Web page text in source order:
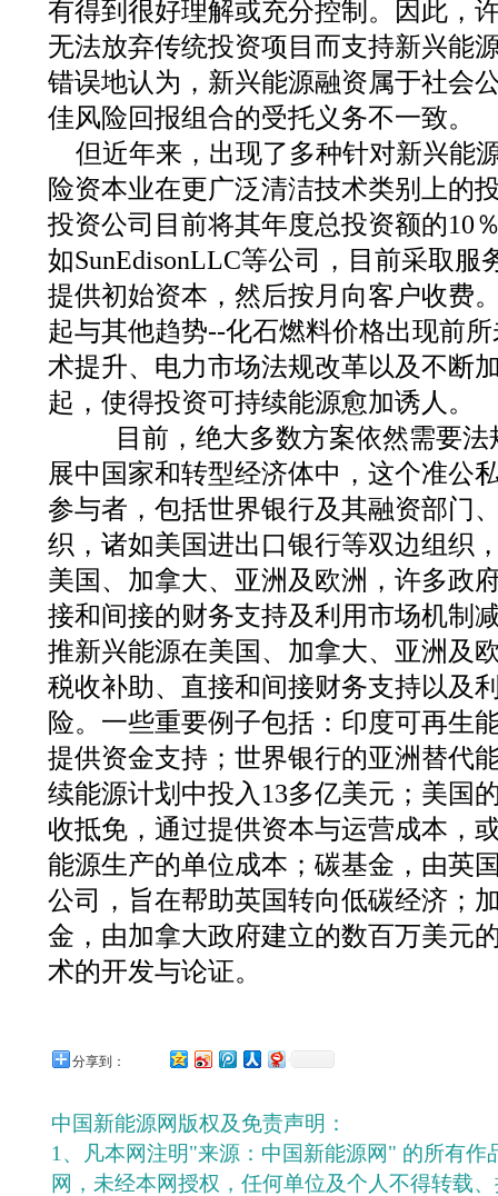
有得到很好理解或充分控制。因此，
无法放弃传统投资项目而支持新兴能
错误地认为，新兴能源融资属于社会
佳风险回报组合的受托义务不一致。
但近年来，出现了多种针对新兴能
险资本业在更广泛清洁技术类别上的
投资公司目前将其年度总投资额的10
如SunEdisonLLC等公司，目前采取服
提供初始资本，然后按月向客户收费
起与其他趋势--化石燃料价格出现前
术提升、电力市场法规改革以及不断
起，使得投资可持续能源愈加诱人。
目前，绝大多数方案依然需要法
展中国家和转型经济体中，这个准公
参与者，包括世界银行及其融资部门
织，诸如美国进出口银行等双边组织
美国、加拿大、亚洲及欧洲，许多政
接和间接的财务支持及利用市场机制
推新兴能源在美国、加拿大、亚洲及
税收补助、直接和间接财务支持以及
险。一些重要例子包括：印度可再生
提供资金支持；世界银行的亚洲替代
续能源计划中投入13多亿美元；美国
收抵免，通过提供资本与运营成本，
能源生产的单位成本；碳基金，由英
公司，旨在帮助英国转向低碳经济；
金，由加拿大政府建立的数百万美元
术的开发与论证。
分享到：
中国新能源网版权及免责声明：
1、凡本网注明"来源：中国新能源网" 的所有作
网，未经本网授权，任何单位及个人不得转载